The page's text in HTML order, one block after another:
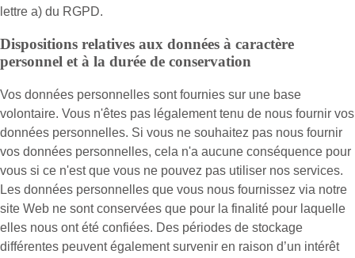
lettre a) du RGPD.
Dispositions relatives aux données à caractère
personnel et à la durée de conservation
Vos données personnelles sont fournies sur une base
volontaire. Vous n'êtes pas légalement tenu de nous fournir vos
données personnelles. Si vous ne souhaitez pas nous fournir
vos données personnelles, cela n'a aucune conséquence pour
vous si ce n'est que vous ne pouvez pas utiliser nos services.
Les données personnelles que vous nous fournissez via notre
site Web ne sont conservées que pour la finalité pour laquelle
elles nous ont été confiées. Des périodes de stockage
différentes peuvent également survenir en raison d’un intérêt